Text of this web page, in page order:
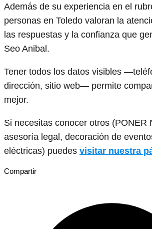
Además de su experiencia en el
personas en Toledo valoran la
las respuestas y la confianza que
Seo Anibal.
Tener todos los datos visibles
dirección, sitio web— permite
mejor.
Si necesitas conocer otros (PONER
asesoría legal, decoración de
eléctricas) puedes visitar nuestra
Compartir